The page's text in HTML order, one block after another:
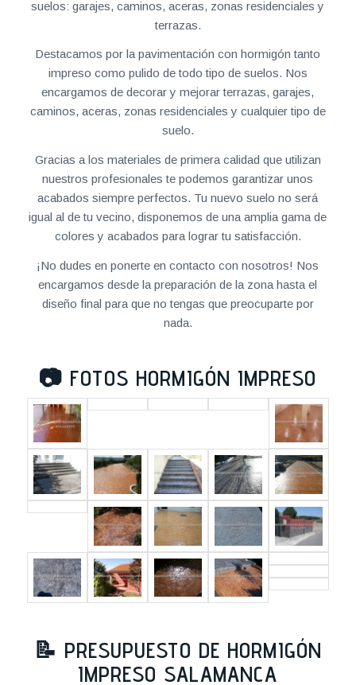
suelos: garajes, caminos, aceras, zonas residenciales y
terrazas.
Destacamos por la pavimentación con hormigón tanto
impreso como pulido de todo tipo de suelos. Nos
encargamos de decorar y mejorar terrazas, garajes,
caminos, aceras, zonas residenciales y cualquier tipo de
suelo.
Gracias a los materiales de primera calidad que utilizan
nuestros profesionales te podemos garantizar unos
acabados siempre perfectos. Tu nuevo suelo no será
igual al de tu vecino, disponemos de una amplia gama de
colores y acabados para lograr tu satisfacción.
¡No dudes en ponerte en contacto con nosotros! Nos
encargamos desde la preparación de la zona hasta el
diseño final para que no tengas que preocuparte por
nada.
📷 FOTOS HORMIGÓN IMPRESO
📝 PRESUPUESTO DE HORMIGÓN
IMPRESO SALAMANCA